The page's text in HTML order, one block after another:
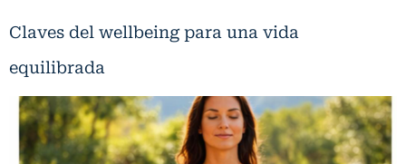
Claves del wellbeing para una vida
equilibrada